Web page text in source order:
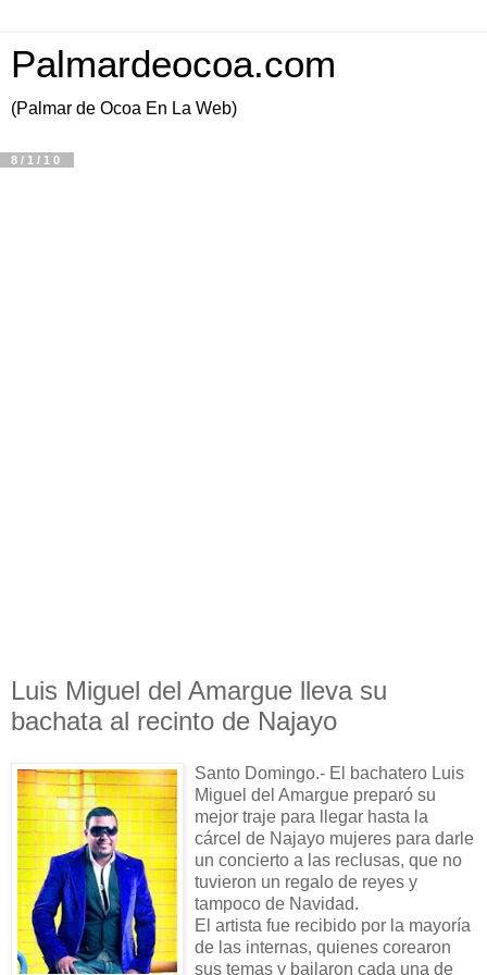
Palmardeocoa.com
(Palmar de Ocoa En La Web)
8/1/10
Luis Miguel del Amargue lleva su
bachata al recinto de Najayo
Santo Domingo.- El bachatero Luis
Miguel del Amargue preparó su
mejor traje para llegar hasta la
cárcel de Najayo mujeres para darle
un concierto a las reclusas, que no
tuvieron un regalo de reyes y
tampoco de Navidad.
El artista fue recibido por la mayoría
de las internas, quienes corearon
sus temas y bailaron cada una de